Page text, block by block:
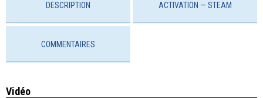
DESCRIPTION ACTIVATION — STEAM
COMMENTAIRES
Vidéo